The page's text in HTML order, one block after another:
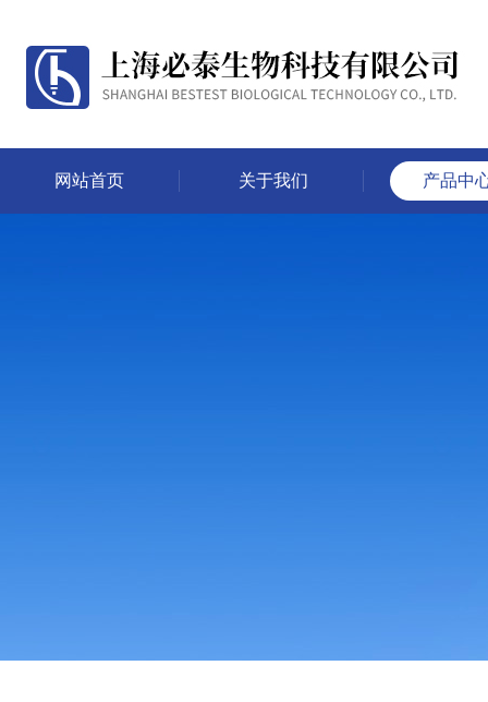
网站首页 关于我们 产品中